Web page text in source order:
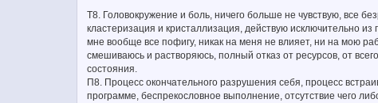
Т8. Головокружение и боль, ничего больше не чувствую, все
кластеризация и кристаллизация, действую исключительно
мне вообще все пофигу, никак на меня не влияет, ни на мою
смешиваюсь и растворяюсь, полный отказ от ресурсов, от
состояния.
П8. Процесс окончательного разрушения себя, процесс
программе, беспрекословное выполнение, отсутствие чего